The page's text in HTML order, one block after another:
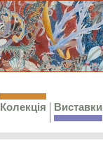
Колекція Виставки